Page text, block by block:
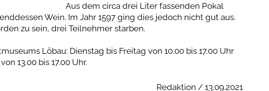
Aus dem circa drei Liter fassenden Pokal
Wein. Im Jahr 1597 ging dies jedoch nicht gut aus.
zu sein, drei Teilnehmer starben.
Löbau: Dienstag bis Freitag von 10.00 bis 17.00 Uhr
13.00 bis 17.00 Uhr.
Redaktion / 13.09.2021